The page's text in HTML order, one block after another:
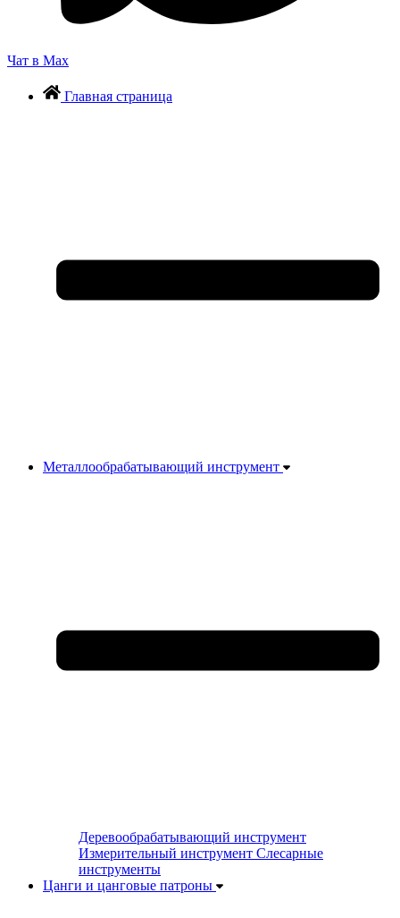
Чат в Max
Главная страница
Металлообрабатывающий инструмент
Деревообрабатывающий инструмент
Измерительный инструмент Слесарные
инструменты
Цанги и цанговые патроны